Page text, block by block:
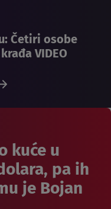
Četiri osobe
VIDEO
kuće u
pa ih
je Bojan